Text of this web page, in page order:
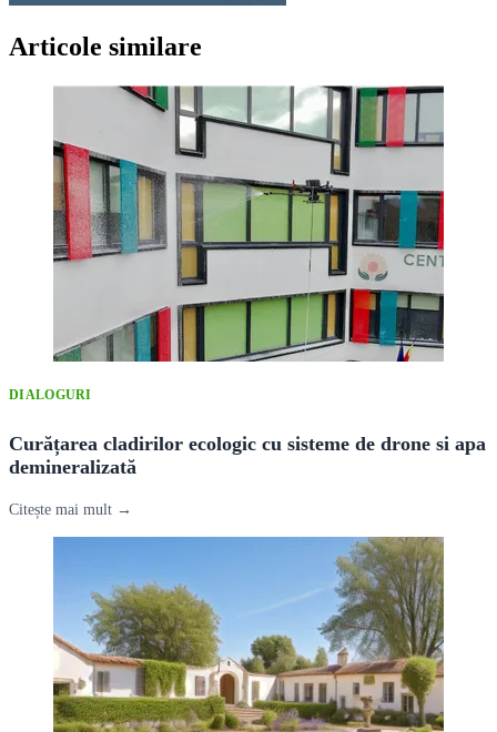
Articole similare
DIALOGURI
Curățarea cladirilor ecologic cu sisteme de drone si apa
demineralizată
Citește mai mult →